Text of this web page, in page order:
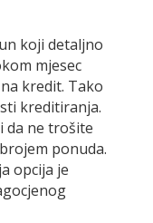
koji detaljno
mjesec
kredit. Tako
kreditiranja.
da ne trošite
ponuda.
opcija je